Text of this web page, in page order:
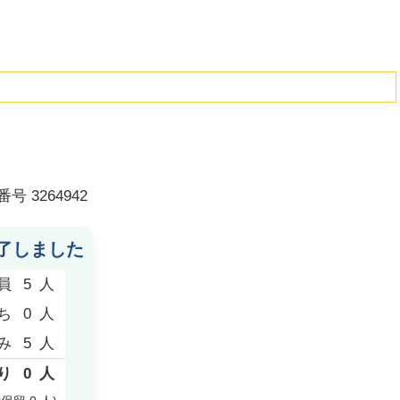
号 3264942
しました
5
人
0
人
5
人
0 人